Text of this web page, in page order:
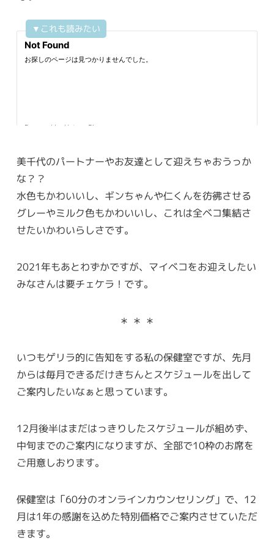
美千代のパートナーやお友達として迎えちゃおうっか
な？？
水色もかわいいし、ギンちゃんや仁くんを彷彿させる
グレーやミルク色もかわいいし、これは全ベコ集結さ
せたいかわいらしさです。
2021年もあとわずかですが、マイベコをお迎えしたい
みなさんは要チェケラ！です。
＊ ＊ ＊
いつもゲリラ的に告知をする私の保健室ですが、先月
からは毎月できるだけきちんとスケジュールを出して
ご案内したいなぁと思っています。
12月後半はまだはっきりしたスケジュールが組めず、
中旬までのご案内になりますが、全部で10枠のお席を
ご用意しおります。
保健室は「60分のオンラインカウンセリング」で、12
月は1年の感謝を込めた特別価格でご案内させていただ
きます。